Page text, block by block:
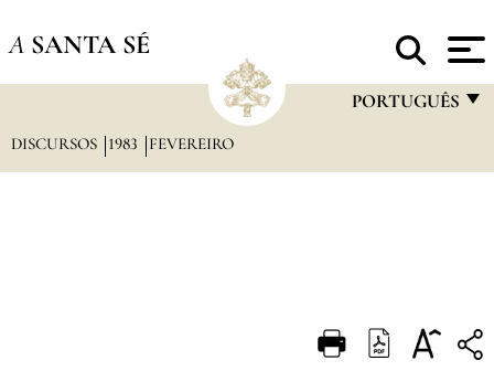
A SANTA SÉ
PORTUGUÊS
DEUTSCH
DISCURSOS 1983 FEVEREIRO